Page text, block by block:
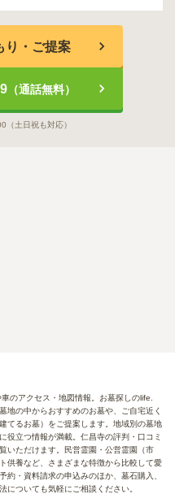
り・ご提案
（通話無料）
（土日祝も対応）
のアクセス・地図情報。お墓探しのlife.
地の中からおすすめのお墓や、ご自宅近く
てるお墓）をご提案します。地域別の墓地
役立つ情報が満載。仁昌寺の評判・口コミ
いただけます。民営霊園・公営霊園（市
供養など、さまざまな特徴から比較して愛
約・資料請求の申込みのほか、墓石購入、
についても気軽にご相談ください。